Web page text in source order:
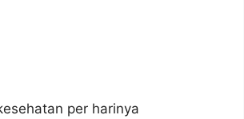
per harinya